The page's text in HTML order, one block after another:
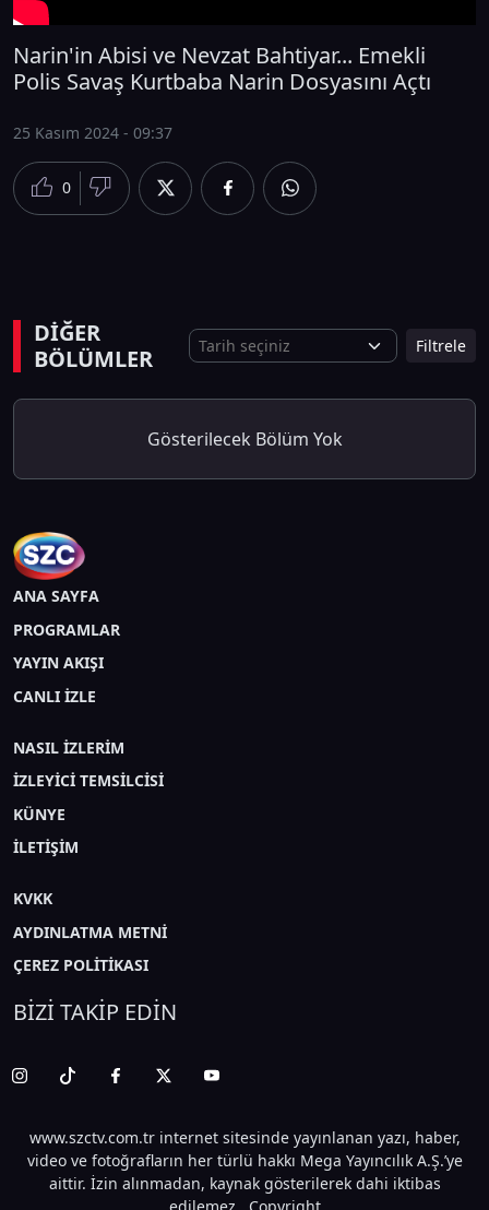
Narin'in Abisi ve Nevzat Bahtiyar... Emekli
Polis Savaş Kurtbaba Narin Dosyasını Açtı
25 Kasım 2024 - 09:37
0
DİĞER
BÖLÜMLER
Filtrele
Gösterilecek Bölüm Yok
ANA SAYFA
PROGRAMLAR
YAYIN AKIŞI
CANLI İZLE
NASIL İZLERİM
İZLEYİCİ TEMSİLCİSİ
KÜNYE
İLETİŞİM
KVKK
AYDINLATMA METNİ
ÇEREZ POLİTİKASI
BİZİ TAKİP EDİN
www.szctv.com.tr internet sitesinde yayınlanan yazı, haber,
video ve fotoğrafların her türlü hakkı Mega Yayıncılık A.Ş.’ye
aittir. İzin alınmadan, kaynak gösterilerek dahi iktibas